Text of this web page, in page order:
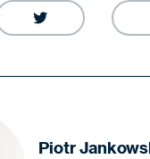

Piotr